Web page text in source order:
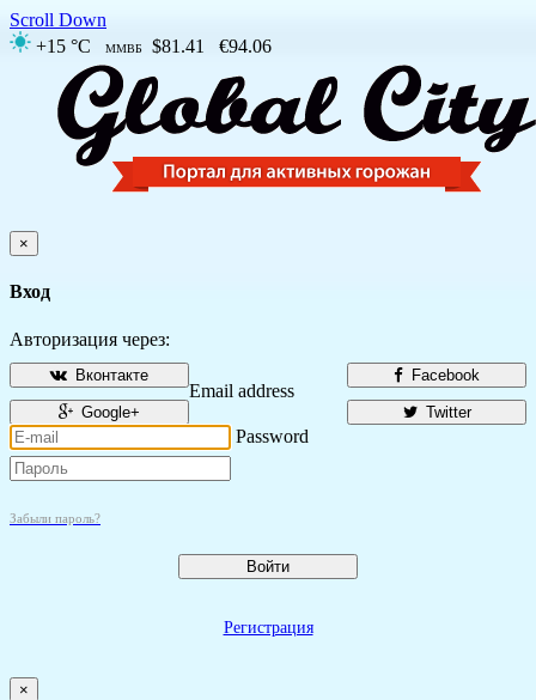
Scroll Down
+15 °C
ММВБ $81.41 €94.06
×
Вход
Авторизация через:
Facebook
Вконтакте
Twitter
Google+
Email address
Password
Забыли пароль?
Войти
Регистрация
×